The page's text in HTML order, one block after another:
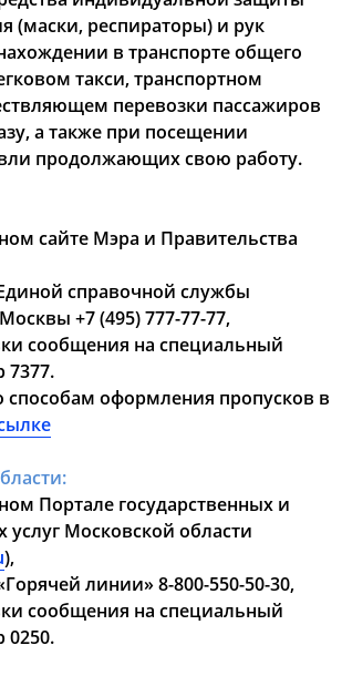
(маски, респираторы) и рук
в транспорте общего
такси, транспортном
перевозки пассажиров
а также при посещении
продолжающих свою работу.
сайте Мэра и Правительства
справочной службы
+7 (495) 777-77-77,
сообщения на специальный
7377.
способам оформления пропусков в
Портале государственных и
Московской области
),
линии» 8-800-550-50-30,
сообщения на специальный
0250.